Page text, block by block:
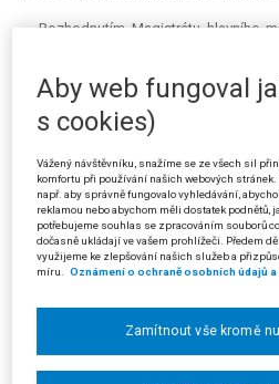
Rozhodnutím Magistrátu hlavního
o silniční dopravě a § 11 odst. 2 a § 14
(dále jen "prováděcí vyhláška"). Při
zjištěno, že žalobcem provozovaný vůz
nabídkou ceny umístěnou na obou
pouze následující údaje v českém a
max. 99 Kč, cena za jeden kilometr:
max. 6,50 Kč".
Proti tomuto rozhodnutí podal
rozhodnutím ze dne 1. 2. 2006
Proti tomuto rozhodnutí podal
porušení vytýkaných ustanovení zákona
Aby web fungoval
s cookies)
Vážený návštěvníku, snažíme se ze všech sil
komfortu při používání našich webových
např. aby správně fungovalo vyhledávání,
reklamou nebo abychom měli dostatek podnětů,
potřebujeme souhlas se zpracováním souborů
dočasně ukládají ve vašem prohlížeči. Předem
využijeme ke zlepšování našich služeb a
míru.
Oznámení o ochraně osobních údajů
Zamítnout vše kromě